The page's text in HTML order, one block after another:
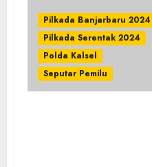
Pilkada Banjarbaru 2024
Pilkada Serentak 2024
Polda Kalsel
Seputar Pemilu